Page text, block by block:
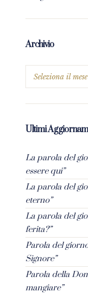
Archivio
Ultimi
La parola del
essere qui”
La parola del
eterno”
La parola del
ferita?”
Parola del
Signore”
Parola della
mangiare”